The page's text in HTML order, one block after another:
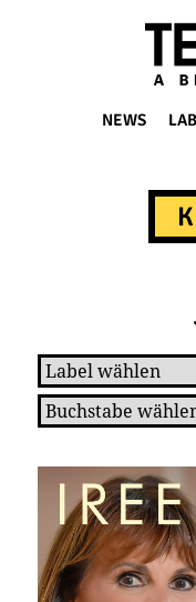
TELAMO
NEWS